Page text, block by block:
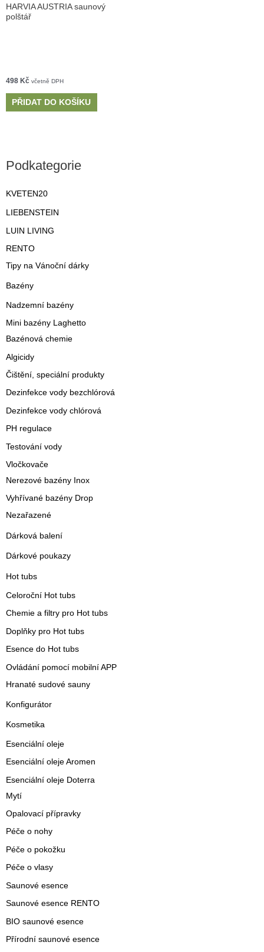
Podkategorie
KVETEN20
LIEBENSTEIN
LUIN LIVING
RENTO
Tipy na Vánoční dárky
Bazény
Nadzemní bazény
Mini bazény Laghetto
Bazénová chemie
Algicidy
Čištění, speciální produkty
Dezinfekce vody bezchlórová
Dezinfekce vody chlórová
PH regulace
Testování vody
Vločkovače
Nerezové bazény Inox
Vyhřívané bazény Drop
Nezařazené
Dárková balení
Dárkové poukazy
Hot tubs
Celoroční Hot tubs
Chemie a filtry pro Hot tubs
Doplňky pro Hot tubs
Esence do Hot tubs
Ovládání pomocí mobilní APP
Hranaté sudové sauny
Konfigurátor
Kosmetika
Esenciální oleje
Esenciální oleje Aromen
Esenciální oleje Doterra
Mytí
Opalovací přípravky
Péče o nohy
Péče o pokožku
Péče o vlasy
Saunové esence
Saunové esence RENTO
BIO saunové esence
Přírodní saunové esence
HARVIA AUSTRIA saunový
polštář
498 Kč včetně DPH
PŘIDAT DO KOŠÍKU